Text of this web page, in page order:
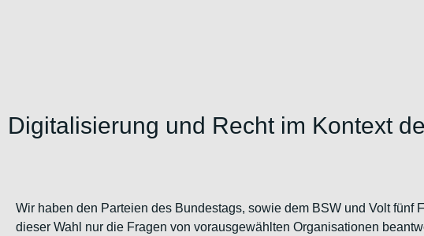
Digitalisierung und Recht im Kontext
Wir haben den Parteien des Bundestags, sowie dem BSW und Volt
dieser Wahl nur die Fragen von vorausgewählten Organisationen